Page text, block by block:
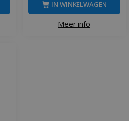
Meer info
IN WINKELWAGEN